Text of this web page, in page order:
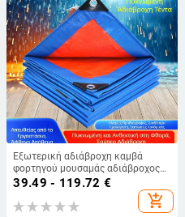
Εξωτερική αδιάβροχη καμβά
φορτηγού μουσαμάς αδιάβροχος
μουσαμάς χονδρικής παχύρρευστη
αδιάβροχο ύφασμα προστασίας
39.49 - 119.72 €
add_shopping_cart